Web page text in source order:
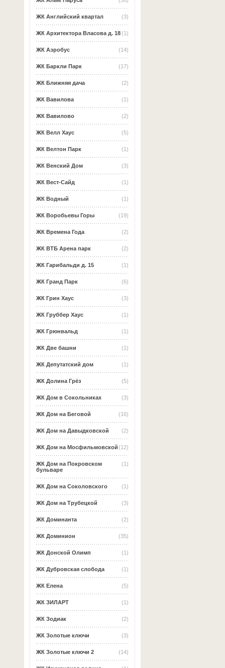
(3)
ЖК Английский квартал
(1)
ЖК Архитектора Власова д. 18
(14)
ЖК Аэробус
(17)
ЖК Баркли Парк
(2)
ЖК Ближняя дача
(1)
ЖК Вавилова
(2)
ЖК Вавилово
(5)
ЖК Велл Хаус
(1)
ЖК Велтон Парк
(3)
ЖК Венский Дом
(1)
ЖК Вест-Сайд
(1)
ЖК Водный
(19)
ЖК Воробьевы Горы
(2)
ЖК Времена Года
(2)
ЖК ВТБ Арена парк
(1)
ЖК Гарибальди д. 15
(6)
ЖК Гранд Парк
(3)
ЖК Грин Хаус
(1)
ЖК Груббер Хаус
(1)
ЖК Грюнвальд
(1)
ЖК Две башни
(1)
ЖК Депутатский дом
(5)
ЖК Долина Грёз
(3)
ЖК Дом в Сокольниках
(16)
ЖК Дом на Беговой
(2)
ЖК Дом на Давыдковской
(12)
ЖК Дом на Мосфильмовской
(1)
ЖК Дом на Покровском
бульваре
(1)
ЖК Дом на Соколовского
(3)
ЖК Дом на Трубецкой
(2)
ЖК Доминанта
(35)
ЖК Доминион
(1)
ЖК Донской Олимп
(1)
ЖК Дубровская слобода
(5)
ЖК Елена
(1)
ЖК ЗИЛАРТ
(2)
ЖК Зодиак
(3)
ЖК Золотые ключи
(14)
ЖК Золотые ключи 2